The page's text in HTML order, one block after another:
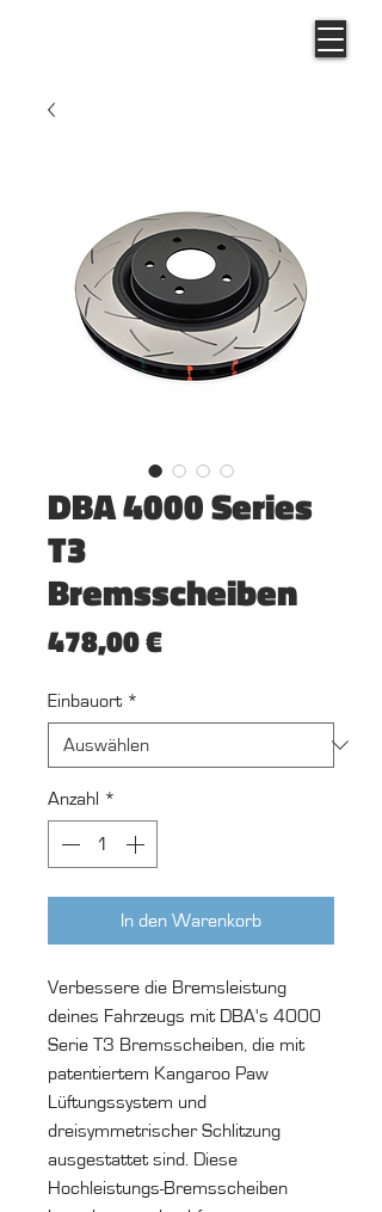
DBA 4000 Series
T3
Bremsscheiben
478,00 €Preis
Einbauort *
Anzahl *
In den Warenkorb
Verbessere die Bremsleistung
deines Fahrzeugs mit DBA's 4000
Serie T3 Bremsscheiben, die mit
patentiertem Kangaroo Paw
Lüftungssystem und
dreisymmetrischer Schlitzung
ausgestattet sind. Diese
Hochleistungs-Bremsscheiben